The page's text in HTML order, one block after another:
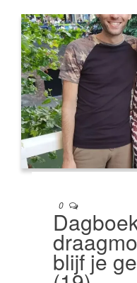
0
blijf je